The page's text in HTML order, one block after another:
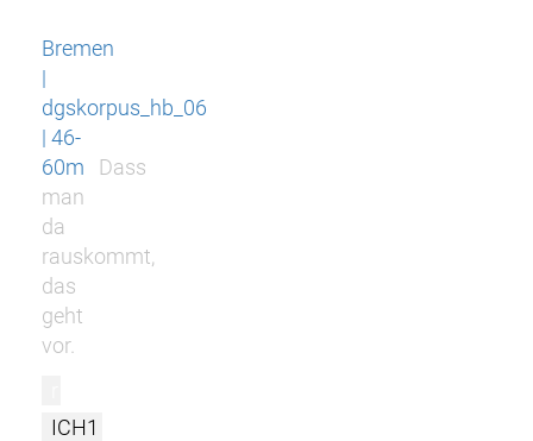
Bremen
|
dgskorpus_hb_06
| 46-
60m
Dass
man
da
rauskommt,
das
geht
vor.
ICH1